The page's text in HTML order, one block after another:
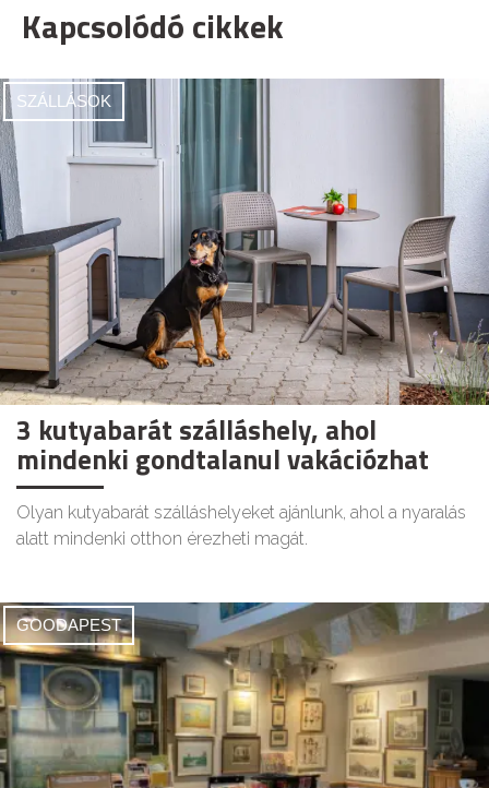
Kapcsolódó cikkek
SZÁLLÁSOK
3 kutyabarát szálláshely, ahol
mindenki gondtalanul vakációzhat
Olyan kutyabarát szálláshelyeket ajánlunk, ahol a nyaralás
alatt mindenki otthon érezheti magát.
GOODAPEST